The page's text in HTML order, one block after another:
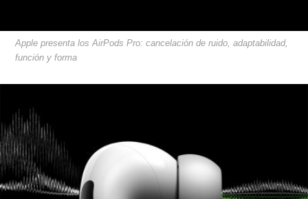
Apple presenta los AirPods Pro: cancelación de ruido, adaptabilidad,
función y forma